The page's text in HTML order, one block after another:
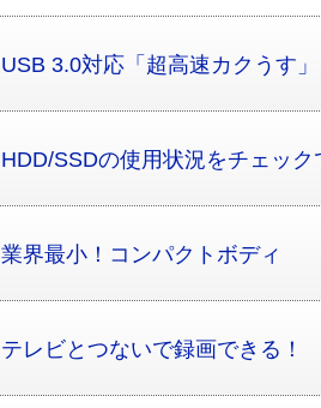
USB 3.0対応「超高速カクうす」
HDD/SSDの使用状況をチェック
業界最小！コンパクトボディ
テレビとつないで録画できる！